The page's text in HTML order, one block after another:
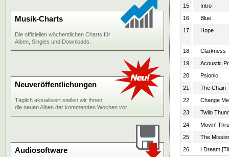
15
Intro
16
Blue
17
Hope
18
Clarkness
19
Acoustic
20
Psionic
21
The Chain
22
Change Me
23
Twilo
24
Movin'
25
The
26
I Dream
Musik-Charts
Die offiziellen wöchentlichen Charts für
Alben, Singles und Downloads.
Neuveröffentlichungen
Täglich aktualisiert stellen wir Ihnen
die neuen Alben der kommenden Wochen vor.
Audiosoftware